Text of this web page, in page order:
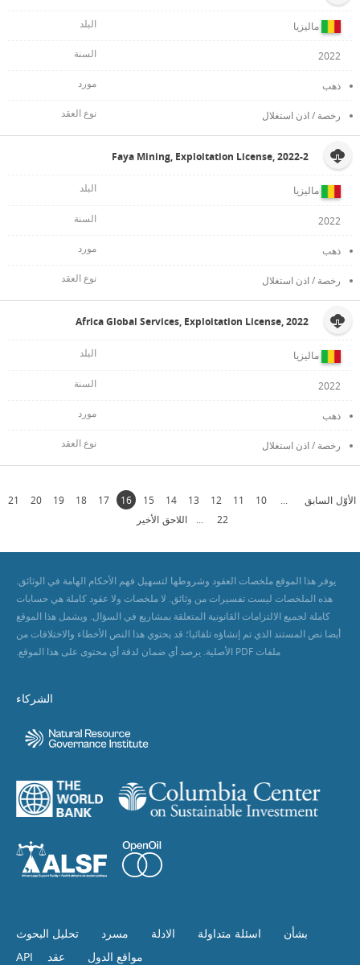
ماليزيا
2022
ذهب
رخصة / اذن استغلال
Faya Mining, Exploitation License, 2022-2
ماليزيا
2022
ذهب
رخصة / اذن استغلال
Africa Global Services, Exploitation License, 2022
ماليزيا
2022
ذهب
رخصة / اذن استغلال
الأوّل السابق 10
11
12
13
14
15
16
17
18
19
20
21
22
اللاحق الأخير
يوفر هذا الموقع ملخصات العقود وشروطها لتسهيل فهم الأحكام الهامة في الوثائق.
هذه الملخصات ليست تفسيرات من وثائق. لا ملخصات ولا عقود كاملة هي حسابات
كاملة لجميع الالتزامات القانونية المتعلقة بمشاريع في السؤال. ويشمل هذا الموقع
أيضا نص المستند الذي تم إنشاؤه تلقائيا؛ قد يحتوي هذا النص الأخطاء والاختلافات من
ملفات PDF الأصلية. يرصد أي ضمان لدقة أي محتوى على هذا الموقع.
الشركاء
بشأن اسئلة متداولة الادلة مسرد
تحليل البحوث
مواقع الدول
عقد API